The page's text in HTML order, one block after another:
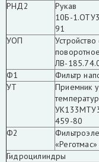
РНД2
Рукав
10Б-
91
УОП
поворотное
ЛВ-
Ф1 Фильтр
УТ
Приемник
459-80
Ф2
Гидpoцилиндры